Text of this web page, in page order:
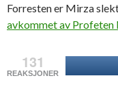
Forresten er Mirza
131
REAKSJONER